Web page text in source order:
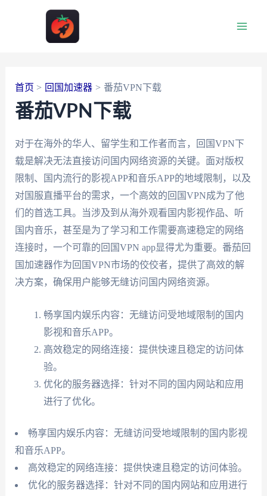
首页 回国加速器 番茄VPN下载
番茄VPN下载
对于在海外的华人、留学生和工作者而言，回国VPN下
载是解决无法直接访问国内网络资源的关键。面对版权
限制、国内流行的影视APP和音乐APP的地域限制，以及
对国服直播平台的需求，一个高效的回国VPN成为了他
们的首选工具。当涉及到从海外观看国内影视作品、听
国内音乐，甚至是为了学习和工作需要高速稳定的网络
连接时，一个可靠的回国VPN app显得尤为重要。番茄回
国加速器作为回国VPN市场的佼佼者，提供了高效的解
决方案，确保用户能够无缝访问国内网络资源。
畅享国内娱乐内容：无缝访问受地域限制的国内
影视和音乐APP。
高效稳定的网络连接：提供快速且稳定的访问体
验。
优化的服务器选择：针对不同的国内网站和应用
进行了优化。
畅享国内娱乐内容：无缝访问受地域限制的国内影视
和音乐APP。
高效稳定的网络连接：提供快速且稳定的访问体验。
优化的服务器选择：针对不同的国内网站和应用进行